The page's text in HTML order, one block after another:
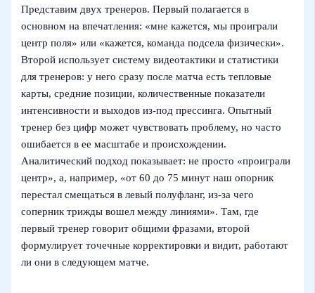
Представим двух тренеров. Первый полагается в
основном на впечатления: «мне кажется, мы проиграли
центр поля» или «кажется, команда подсела физически».
Второй использует систему видеотактики и статистики
для тренеров: у него сразу после матча есть тепловые
карты, средние позиции, количественные показатели
интенсивности и выходов из‑под прессинга. Опытный
тренер без цифр может чувствовать проблему, но часто
ошибается в ее масштабе и происхождении.
Аналитический подход показывает: не просто «проиграли
центр», а, например, «от 60 до 75 минут наш опорник
перестал смещаться в левый полуфланг, из‑за чего
соперник трижды вошел между линиями». Там, где
первый тренер говорит общими фразами, второй
формулирует точечные корректировки и видит, работают
ли они в следующем матче.